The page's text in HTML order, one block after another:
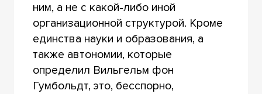
ним, а не с какой-либо иной
организационной структурой. Кроме
единства науки и образования, а
также автономии, которые
определил Вильгельм фон
Гумбольдт, это, бесспорно,